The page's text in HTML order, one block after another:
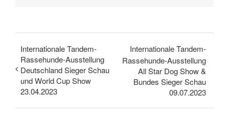
Internationale Tandem-
Rassehunde-Ausstellung
Deutschland Sieger Schau
und World Cup Show
23.04.2023
Internationale Tandem-
Rassehunde-Ausstellung
All Star Dog Show &
Bundes Sieger Schau
09.07.2023